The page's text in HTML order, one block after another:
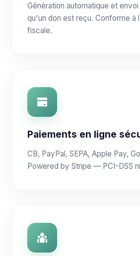
Génération automatique et
qu'un don est reçu. Conforme à
fiscale.
Paiements en ligne
CB, PayPal, SEPA, Apple Pay,
Powered by Stripe — PCI-DSS